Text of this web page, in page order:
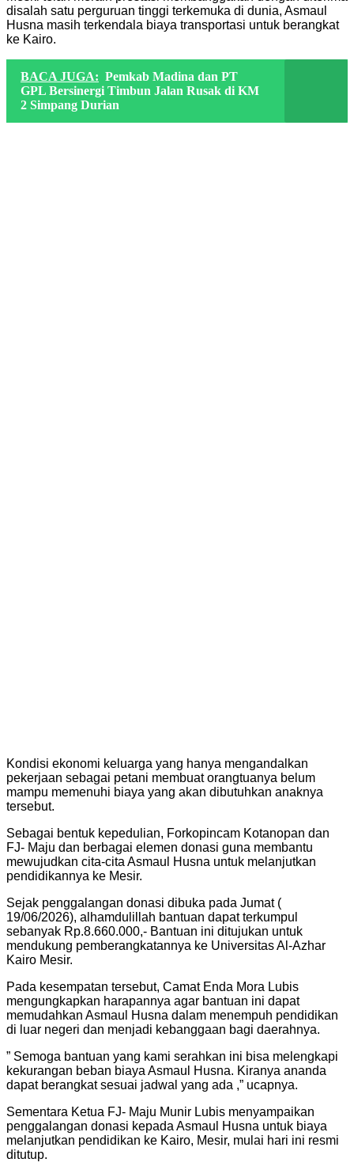
disalah satu perguruan tinggi terkemuka di dunia, Asmaul
Husna masih terkendala biaya transportasi untuk berangkat
ke Kairo.
BACA JUGA: Pemkab Madina dan PT
GPL Bersinergi Timbun Jalan Rusak di KM
2 Simpang Durian
Kondisi ekonomi keluarga yang hanya mengandalkan
pekerjaan sebagai petani membuat orangtuanya belum
mampu memenuhi biaya yang akan dibutuhkan anaknya
tersebut.
Sebagai bentuk kepedulian, Forkopincam Kotanopan dan
FJ- Maju dan berbagai elemen donasi guna membantu
mewujudkan cita-cita Asmaul Husna untuk melanjutkan
pendidikannya ke Mesir.
Sejak penggalangan donasi dibuka pada Jumat (
19/06/2026), alhamdulillah bantuan dapat terkumpul
sebanyak Rp.8.660.000,- Bantuan ini ditujukan untuk
mendukung pemberangkatannya ke Universitas Al-Azhar
Kairo Mesir.
Pada kesempatan tersebut, Camat Enda Mora Lubis
mengungkapkan harapannya agar bantuan ini dapat
memudahkan Asmaul Husna dalam menempuh pendidikan
di luar negeri dan menjadi kebanggaan bagi daerahnya.
” Semoga bantuan yang kami serahkan ini bisa melengkapi
kekurangan beban biaya Asmaul Husna. Kiranya ananda
dapat berangkat sesuai jadwal yang ada ,” ucapnya.
Sementara Ketua FJ- Maju Munir Lubis menyampaikan
penggalangan donasi kepada Asmaul Husna untuk biaya
melanjutkan pendidikan ke Kairo, Mesir, mulai hari ini resmi
ditutup.